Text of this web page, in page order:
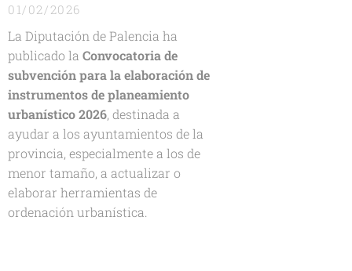
01/02/2026
La Diputación de Palencia ha
publicado la Convocatoria de
subvención para la elaboración de
instrumentos de planeamiento
urbanístico 2026, destinada a
ayudar a los ayuntamientos de la
provincia, especialmente a los de
menor tamaño, a actualizar o
elaborar herramientas de
ordenación urbanística.